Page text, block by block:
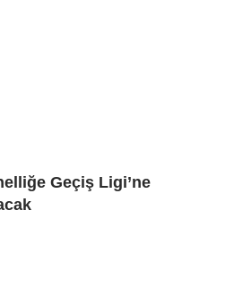
Geçiş Ligi’ne